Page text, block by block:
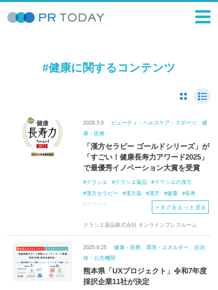
#健康に関するコンテンツ
2026.3.9
ビューティ・ヘルスケア・スポーツ、健
康・医療
「漢方セラピー ゴールドシリーズ」が
「すごい！健康長寿力アワード2025」
で最優秀イノベーション大賞を受賞
クラシエ クラシエ薬品
クラシエの漢方
漢方セラピー
漢方薬 漢方 健康
長寿
アワード
＋ タグをもっと見る
クラシエ薬品株式会社 オンラインプレスルーム
2025.9.25
健康・医療、環境・エネルギー、自治
体・公共機関
熊本県「UXプロジェクト」令和7年度
採択企業11社が決定